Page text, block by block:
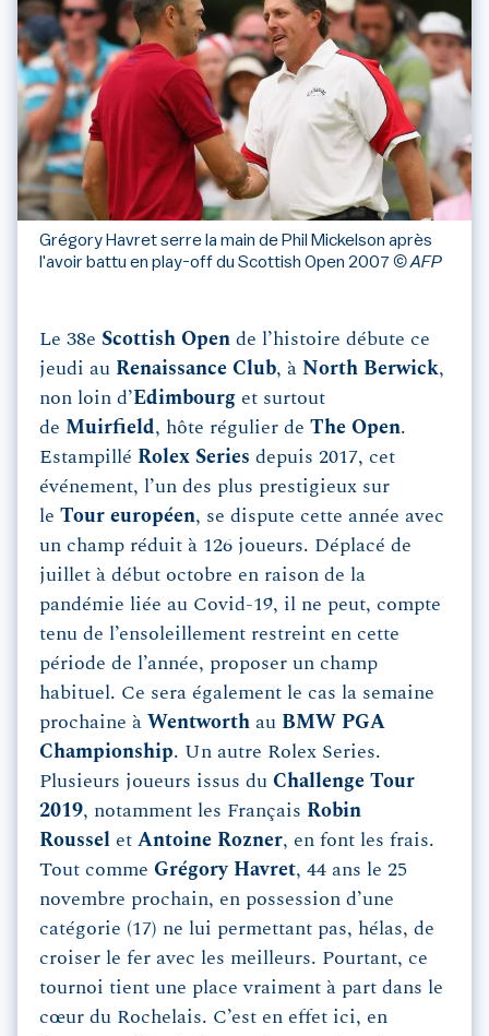
Grégory Havret serre la main de Phil Mickelson après
l'avoir battu en play-off du Scottish Open 2007 © AFP
Le 38e Scottish Open de l’histoire débute ce
jeudi au Renaissance Club, à North Berwick,
non loin d’Edimbourg et surtout
de Muirfield, hôte régulier de The Open.
Estampillé Rolex Series depuis 2017, cet
événement, l’un des plus prestigieux sur
le Tour européen, se dispute cette année avec
un champ réduit à 126 joueurs. Déplacé de
juillet à début octobre en raison de la
pandémie liée au Covid-19, il ne peut, compte
tenu de l’ensoleillement restreint en cette
période de l’année, proposer un champ
habituel. Ce sera également le cas la semaine
prochaine à Wentworth au BMW PGA
Championship. Un autre Rolex Series.
Plusieurs joueurs issus du Challenge Tour
2019, notamment les Français Robin
Roussel et Antoine Rozner, en font les frais.
Tout comme Grégory Havret, 44 ans le 25
novembre prochain, en possession d’une
catégorie (17) ne lui permettant pas, hélas, de
croiser le fer avec les meilleurs. Pourtant, ce
tournoi tient une place vraiment à part dans le
cœur du Rochelais. C’est en effet ici, en